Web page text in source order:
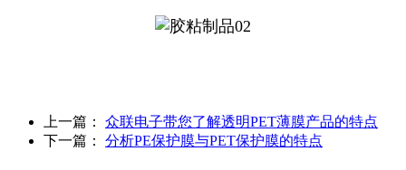
上一篇： 众联电子带您了解透明PET薄膜产品的特点
下一篇： 分析PE保护膜与PET保护膜的特点